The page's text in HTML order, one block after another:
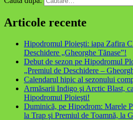
Articole recente
Hipodromul Ploieşti: iapa Zafira
Deschidere „Gheorghe Tănase”!
Debut de sezon pe Hipodromul
„Premiul de Deschidere –
Calendarul hipic al sezonului
Armăsarii Indigo şi Arctic Blast,
Hipodromul Ploieşti!
Duminică, pe Hipodrom: Marele
la Trap şi Premiul de Toamnă, la